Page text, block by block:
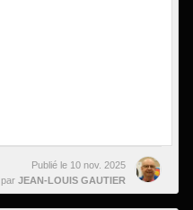
Publié le 10 nov. 2025
par JEAN-LOUIS GAUTIER